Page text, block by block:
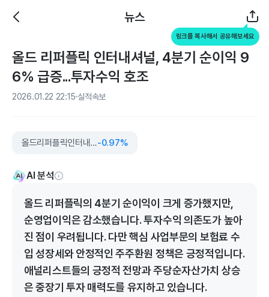
뉴스
링크를 복사해서 공유해보세요
올드 리퍼플릭 인터내셔널, 4분기 순이익 9
6% 급증...투자수익 호조
2026.01.22 22:15 실적속보
올드리퍼플릭인터내셔널-0.97%
AI 분석
올드 리퍼플릭의 4분기 순이익이 크게 증가했지만,
순영업이익은 감소했습니다. 투자수익 의존도가 높아
진 점이 우려됩니다. 다만 핵심 사업부문의 보험료 수
입 성장세와 안정적인 주주환원 정책은 긍정적입니다.
애널리스트들의 긍정적 전망과 주당순자산가치 상승
은 중장기 투자 매력도를 유지하고 있습니다.